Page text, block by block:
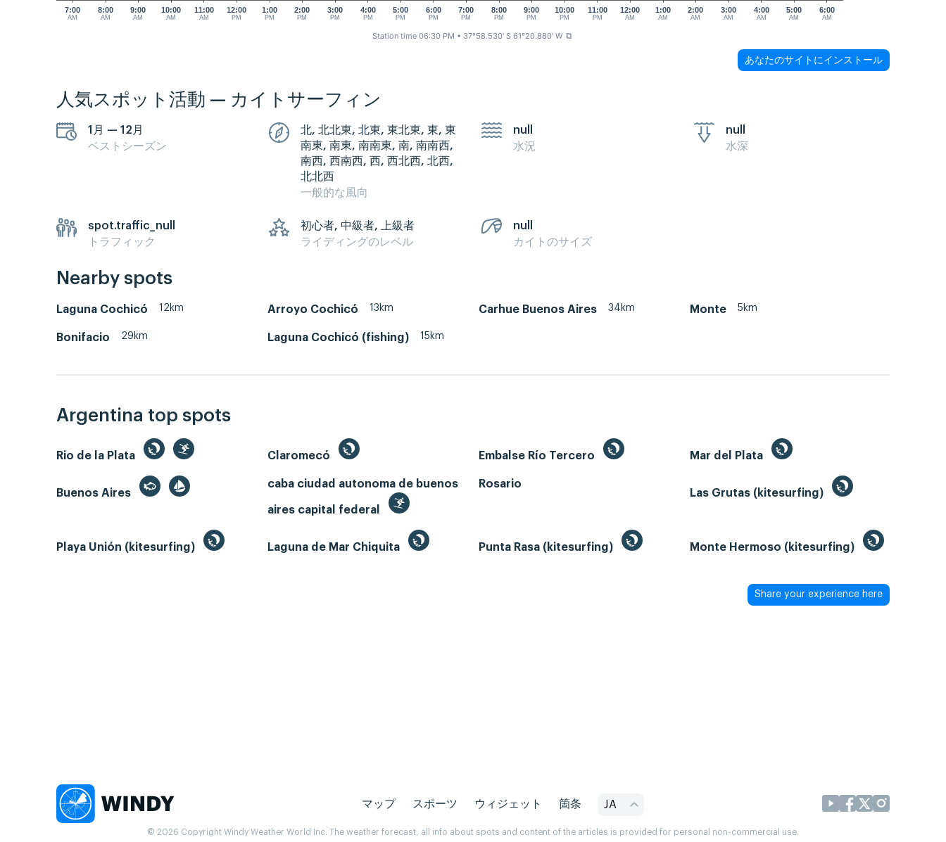
7:00
AM
8:00
AM
9:00
AM
10:00
AM
11:00
AM
12:00
PM
1:00
PM
2:00
PM
3:00
PM
4:00
PM
5:00
PM
6:00
PM
7:00
PM
8:00
PM
10:00
PM
11:00
PM
12:00
AM
1:00
AM
2:00
AM
3:00
AM
4:00
AM
5:00
AM
6:00
AM
9:00
PM
Station time 06:30 PM • 37°58.530' S 61°20.880' W ⧉
あなたのサイトにインストール
人気スポット活動 — カイトサーフィン
1月 — 12月
ベストシーズン
北, 北北東, 北東, 東北東, 東, 東
南東, 南東, 南南東, 南, 南南西,
南西, 西南西, 西, 西北西, 北西,
北北西
一般的な風向
null
水況
null
水深
spot.traffic_null
トラフィック
初心者, 中級者, 上級者
ライディングのレベル
null
カイトのサイズ
Nearby spots
Laguna Cochicó 12km Arroyo Cochicó 13km Carhue Buenos Aires 34km Monte 5km
Bonifacio 29km Laguna Cochicó (fishing) 15km
Argentina top spots
Rio de la Plata Claromecó Embalse Río Tercero Mar del Plata
Buenos Aires
caba ciudad autonoma de buenos
aires capital federal
Rosario
Las Grutas (kitesurfing)
Playa Unión (kitesurfing) Laguna de Mar Chiquita Punta Rasa (kitesurfing) Monte Hermoso (kitesurfing)
Share your experience here
マップ スポーツ ウィジェット 箇条 JA
© 2026 Copyright Windy Weather World Inc. The weather forecast, all info about spots and content of the articles is provided for personal non-commercial use.